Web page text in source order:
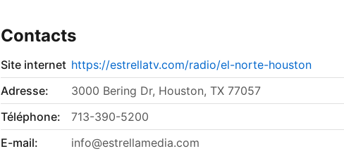
Contacts
Site internet https://estrellatv.com/radio/el-norte-houston
Adresse:
3000 Bering Dr, Houston, TX 77057
Téléphone:
713-390-5200
E-mail:
info@estrellamedia.com